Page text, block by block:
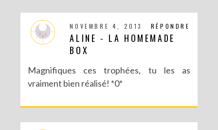
RÉPONDRE
NOVEMBRE 4, 2013
ALINE - LA HOMEMADE
BOX
Magnifiques ces trophées, tu les as
vraiment bien réalisé! *0*